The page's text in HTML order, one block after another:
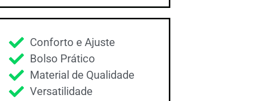
Conforto e Ajuste
Bolso Prático
Material de Qualidade
Versatilidade